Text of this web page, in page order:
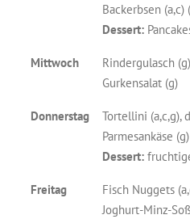
Backerbsen (a,c)
Dessert:
Mittwoch
Rindergulasch
Gurkensalat (g)
Donnerstag
Tortellini (a,c,g),
Parmesankäse
Dessert:
Freitag
Fisch Nuggets
Joghurt-Minz-